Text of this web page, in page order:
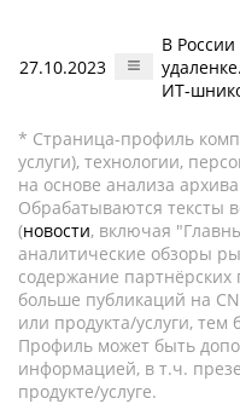
27.10.2023
В
ИТ-
* Страница-профиль
услуги), технологии,
на основе анализа
Обрабатываются тексты
(новости, включая
аналитические обзоры
содержание партнёрских
больше публикаций на
или продукта/услуги,
Профиль может быть
информацией, в т.ч.
продукте/услуге.